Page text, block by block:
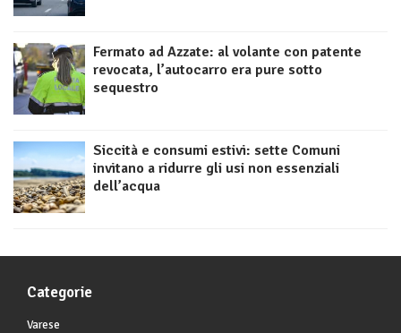
Fermato ad Azzate: al volante con patente
revocata, l’autocarro era pure sotto
sequestro
Siccità e consumi estivi: sette Comuni
invitano a ridurre gli usi non essenziali
dell’acqua
Categorie
Varese